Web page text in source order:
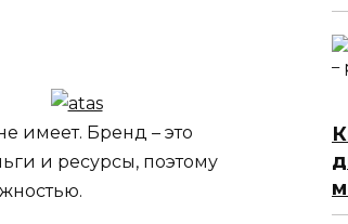
имеет. Бренд – это
и ресурсы, поэтому